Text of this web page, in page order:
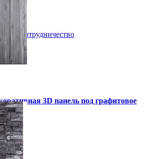
Сотрудничество
3D панель под графитовое